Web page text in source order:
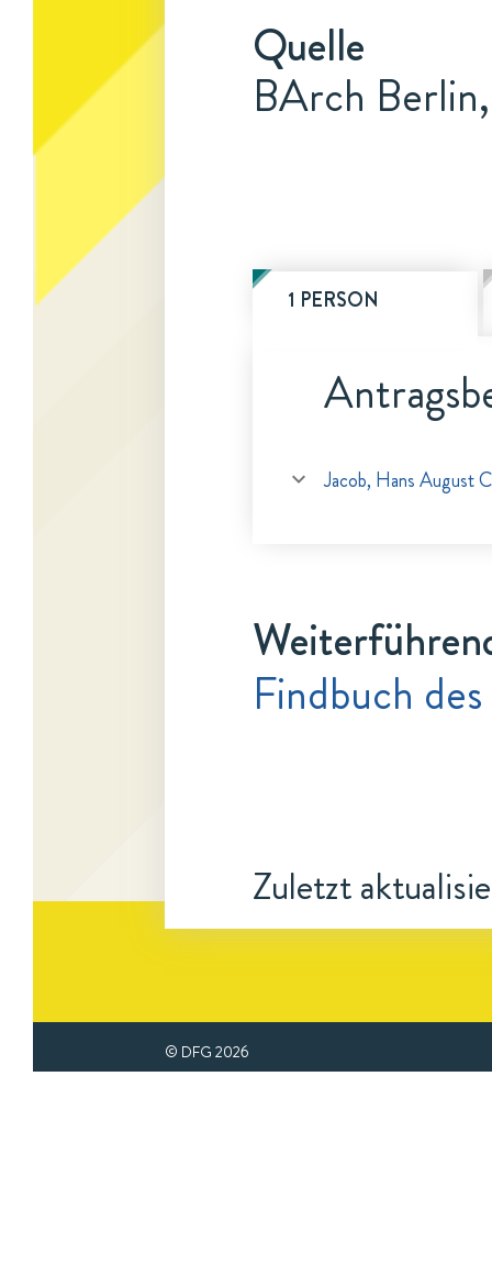
Quelle
BArch
1 PERSON
Jacob, Hans August
Findbuch
Zuletzt
© DFG 2026